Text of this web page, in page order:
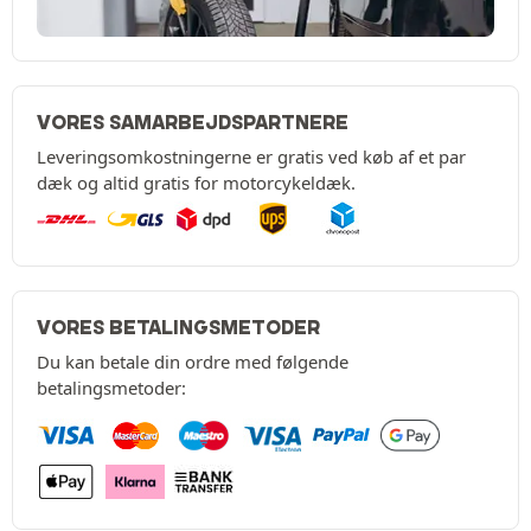
VORES SAMARBEJDSPARTNERE
Leveringsomkostningerne er gratis ved køb af et par
dæk og altid gratis for motorcykeldæk.
VORES BETALINGSMETODER
Du kan betale din ordre med følgende
betalingsmetoder: